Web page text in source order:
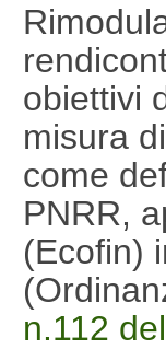
obiettivi
misura
come
PNRR,
(Ecofin)
n.112